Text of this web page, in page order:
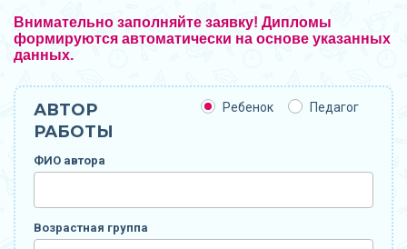
Внимательно заполняйте заявку! Дипломы
формируются автоматически на основе указанных
данных.
АВТОР
РАБОТЫ
Ребенок Педагог
ФИО автора
Возрастная группа